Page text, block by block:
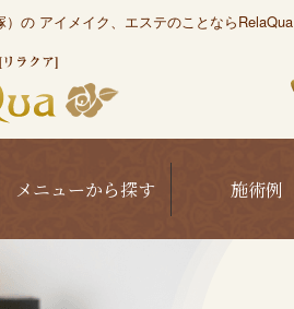
の アイメイク、エステのことならRelaQua
メニューから探す 施術例